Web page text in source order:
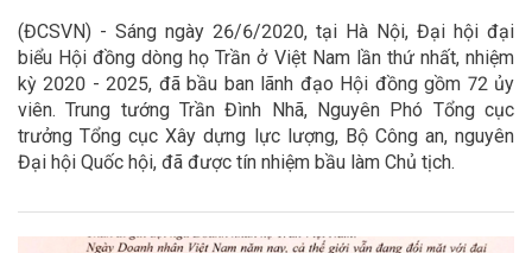
(ĐCSVN) - Sáng ngày 26/6/2020, tại Hà Nội, Đại hội đại
biểu Hội đồng dòng họ Trần ở Việt Nam lần thứ nhất, nhiệm
kỳ 2020 - 2025, đã bầu ban lãnh đạo Hội đồng gồm 72 ủy
viên. Trung tướng Trần Đình Nhã, Nguyên Phó Tổng cục
trưởng Tổng cục Xây dựng lực lượng, Bộ Công an, nguyên
Đại hội Quốc hội, đã được tín nhiệm bầu làm Chủ tịch.